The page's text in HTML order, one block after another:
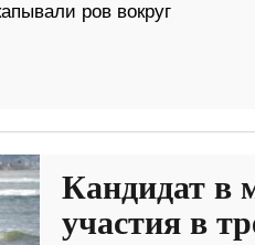
ров вокруг
Кандидат в
участия в